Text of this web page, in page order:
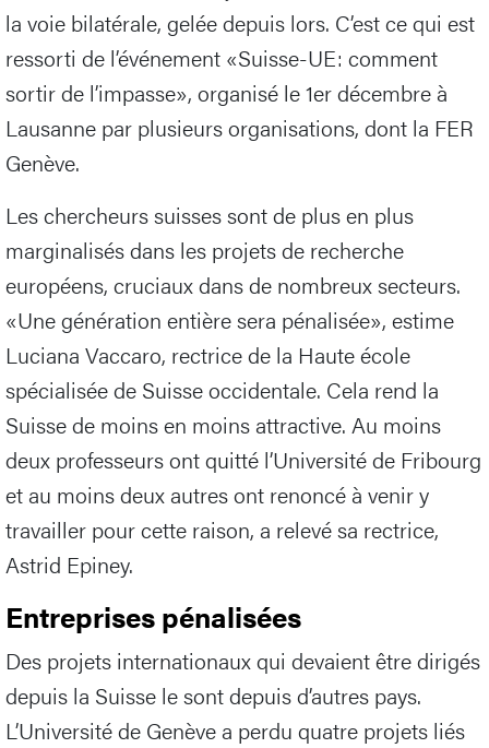
la voie bilatérale, gelée depuis lors. C’est ce qui est
ressorti de l’événement «Suisse-UE: comment
sortir de l’impasse», organisé le 1er décembre à
Lausanne par plusieurs organisations, dont la FER
Genève.
Les chercheurs suisses sont de plus en plus
marginalisés dans les projets de recherche
européens, cruciaux dans de nombreux secteurs.
«Une génération entière sera pénalisée», estime
Luciana Vaccaro, rectrice de la Haute école
spécialisée de Suisse occidentale. Cela rend la
Suisse de moins en moins attractive. Au moins
deux professeurs ont quitté l’Université de Fribourg
et au moins deux autres ont renoncé à venir y
travailler pour cette raison, a relevé sa rectrice,
Astrid Epiney.
Entreprises pénalisées
Des projets internationaux qui devaient être dirigés
depuis la Suisse le sont depuis d’autres pays.
L’Université de Genève a perdu quatre projets liés